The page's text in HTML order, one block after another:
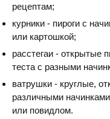
рецептам;
курники - пироги с
или картошкой;
расстегаи - открытые
теста с разными
ватрушки - круглые,
различными
или повидлом.